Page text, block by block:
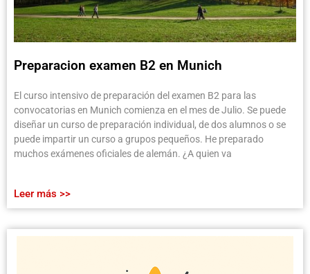
Preparacion examen B2 en Munich
El curso intensivo de preparación del examen B2 para las
convocatorias en Munich comienza en el mes de Julio. Se puede
diseñar un curso de preparación individual, de dos alumnos o se
puede impartir un curso a grupos pequeños. He preparado
muchos exámenes oficiales de alemán. ¿A quien va
Leer más >>